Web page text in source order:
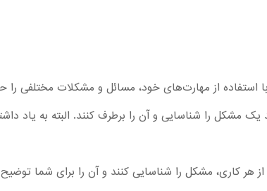
استفاده از مهارت‌های خود، مسائل و مشکلات مختلفی را
را شناسایی و آن را برطرف کنند. البته به یاد
هر کاری، مشکل را شناسایی کنند و آن را برای شما